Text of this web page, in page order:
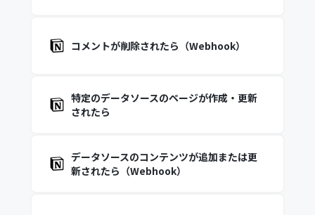
コメントが削除されたら（Webhook）
特定のデータソースのページが作成・更新
されたら
データソースのコンテンツが追加または更
新されたら（Webhook）